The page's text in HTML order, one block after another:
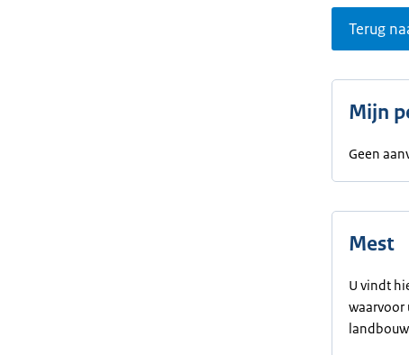
Terug
Mijn
Geen
Mest
U vindt
waarvoor